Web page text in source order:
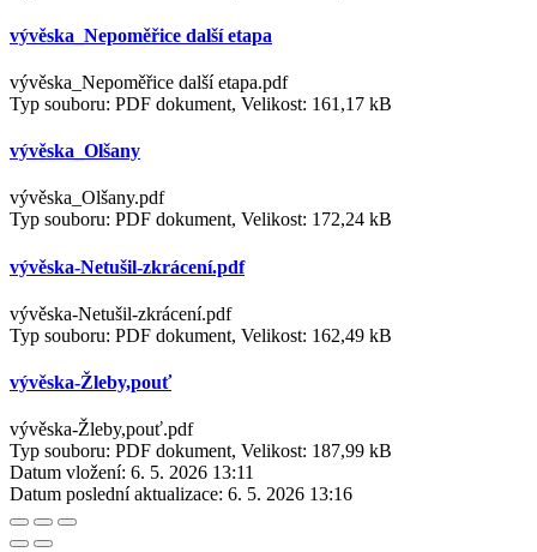
vývěska_Nepoměřice další etapa
vývěska_Nepoměřice další etapa.pdf
Typ souboru: PDF dokument, Velikost: 161,17 kB
vývěska_Olšany
vývěska_Olšany.pdf
Typ souboru: PDF dokument, Velikost: 172,24 kB
vývěska-Netušil-zkrácení.pdf
vývěska-Netušil-zkrácení.pdf
Typ souboru: PDF dokument, Velikost: 162,49 kB
vývěska-Žleby,pouť
vývěska-Žleby,pouť.pdf
Typ souboru: PDF dokument, Velikost: 187,99 kB
Datum vložení: 6. 5. 2026 13:11
Datum poslední aktualizace: 6. 5. 2026 13:16